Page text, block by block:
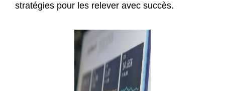
stratégies pour les relever avec succès.